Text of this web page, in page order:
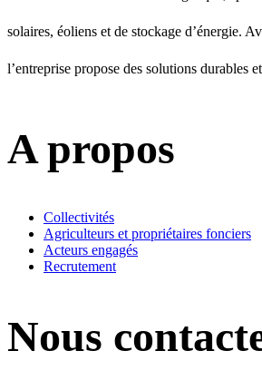
solaires, éoliens et de stockage d’énergie.
l’entreprise propose des solutions durables
A propos
Collectivités
Agriculteurs et propriétaires fonciers
Acteurs engagés
Recrutement
Nous